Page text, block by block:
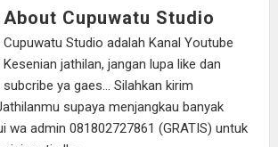
About Cupuwatu Studio
Cupuwatu Studio adalah Kanal Youtube
Kesenian jathilan, jangan lupa like dan
subcribe ya gaes... Silahkan kirim
supaya menjangkau banyak
wa admin 081802727861 (GRATIS) untuk